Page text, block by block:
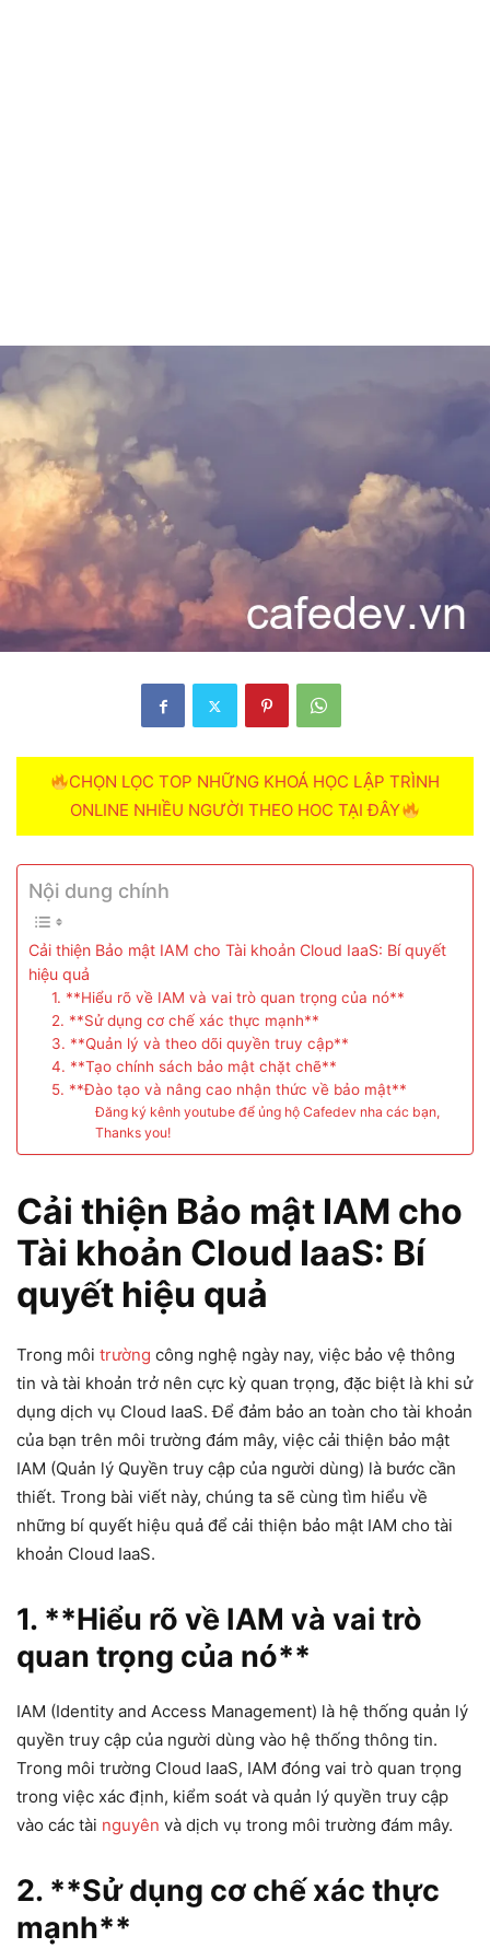
CHỌN LỌC TOP NHỮNG KHOÁ HỌC LẬP TRÌNH
ONLINE NHIỀU NGƯỜI THEO HOC TẠI ĐÂY
Nội dung chính
Cải thiện Bảo mật IAM cho Tài khoản Cloud IaaS: Bí quyết
hiệu quả
1. **Hiểu rõ về IAM và vai trò quan trọng của nó**
2. **Sử dụng cơ chế xác thực mạnh**
3. **Quản lý và theo dõi quyền truy cập**
4. **Tạo chính sách bảo mật chặt chẽ**
5. **Đào tạo và nâng cao nhận thức về bảo mật**
Đăng ký kênh youtube để ủng hộ Cafedev nha các bạn,
Thanks you!
Cải thiện Bảo mật IAM cho
Tài khoản Cloud IaaS: Bí
quyết hiệu quả
Trong môi trường công nghệ ngày nay, việc bảo vệ thông
tin và tài khoản trở nên cực kỳ quan trọng, đặc biệt là khi sử
dụng dịch vụ Cloud IaaS. Để đảm bảo an toàn cho tài khoản
của bạn trên môi trường đám mây, việc cải thiện bảo mật
IAM (Quản lý Quyền truy cập của người dùng) là bước cần
thiết. Trong bài viết này, chúng ta sẽ cùng tìm hiểu về
những bí quyết hiệu quả để cải thiện bảo mật IAM cho tài
khoản Cloud IaaS.
1. **Hiểu rõ về IAM và vai trò
quan trọng của nó**
IAM (Identity and Access Management) là hệ thống quản lý
quyền truy cập của người dùng vào hệ thống thông tin.
Trong môi trường Cloud IaaS, IAM đóng vai trò quan trọng
trong việc xác định, kiểm soát và quản lý quyền truy cập
vào các tài nguyên và dịch vụ trong môi trường đám mây.
2. **Sử dụng cơ chế xác thực
mạnh**